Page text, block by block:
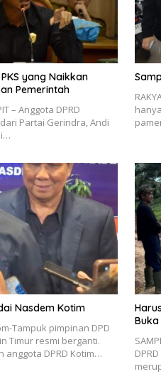
yang Naikkan
Pemerintah
– Anggota DPRD
Partai Gerindra, Andi
Nasdem Kotim
Tampuk pimpinan DPD
Timur resmi berganti.
anggota DPRD Kotim…